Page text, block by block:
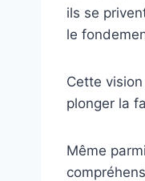
ils se
le
Cette
plonger la
Même